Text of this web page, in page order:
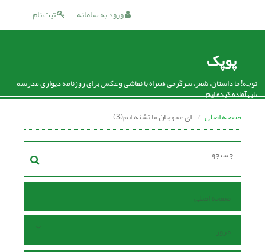
ثبت نام ورود به سامانه
پوپک
توجه! ما داستان، شعر، سرگرمی همراه با نقاشی و عکس برای روزنامه دیواری مدرسه
تان آماده کرده ایم.
صفحه اصلی ای عموجان ما تشنه ایم(3)
صفحه اصلی
مرور